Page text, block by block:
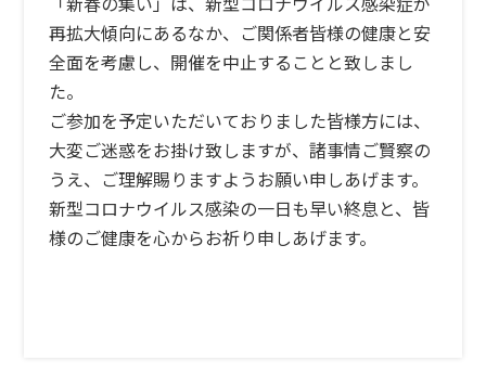
再拡大傾向にあるなか、ご関係者皆様の健康と安
全面を考慮し、開催を中止することと致しまし
た。
ご参加を予定いただいておりました皆様方には、
大変ご迷惑をお掛け致しますが、諸事情ご賢察の
うえ、ご理解賜りますようお願い申しあげます。
新型コロナウイルス感染の一日も早い終息と、皆
様のご健康を心からお祈り申しあげます。